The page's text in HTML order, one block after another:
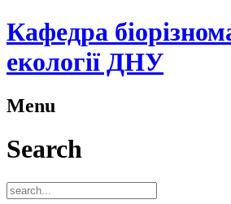
Кафедра
екології ДНУ
Menu
Search